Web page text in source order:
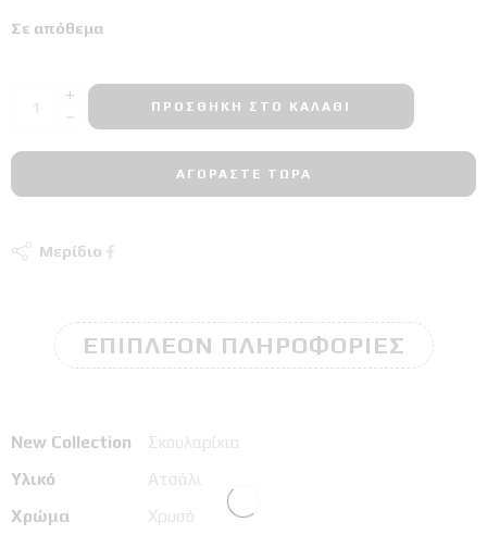
Σε απόθεμα
ΠΡΟΣΘΉΚΗ ΣΤΟ ΚΑΛΆΘΙ
ΑΓΟΡΆΣΤΕ ΤΏΡΑ
Μερίδιο
ΕΠΙΠΛΈΟΝ ΠΛΗΡΟΦΟΡΊΕΣ
New Collection
Σκουλαρίκια
Υλικό
Ατσάλι
Χρώμα
Χρυσό